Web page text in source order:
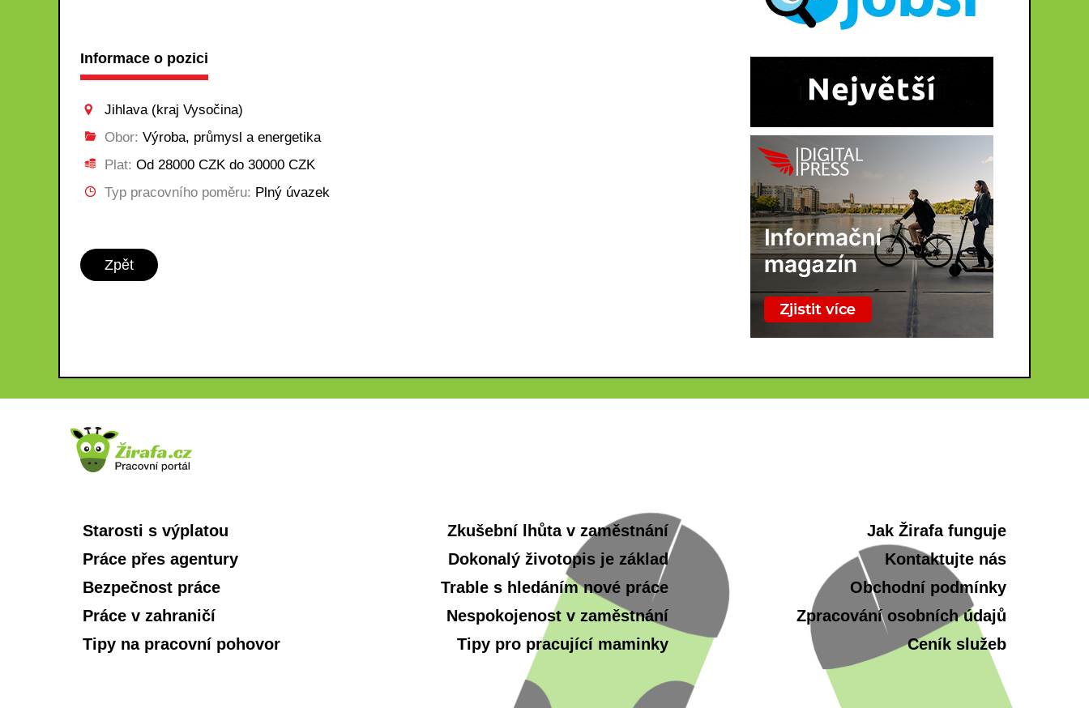
Informace o pozici
Jihlava (kraj Vysočina)
Obor: Výroba, průmysl a energetika
Plat: Od 28000 CZK do 30000 CZK
Typ pracovního poměru: Plný úvazek
Zpět
Starosti s výplatou
Práce přes agentury
Bezpečnost práce
Práce v zahraničí
Tipy na pracovní pohovor
Zkušební lhůta v zaměstnání
Dokonalý životopis je základ
Trable s hledáním nové práce
Nespokojenost v zaměstnání
Tipy pro pracující maminky
Jak Žirafa funguje
Kontaktujte nás
Obchodní podmínky
Zpracování osobních údajů
Ceník služeb